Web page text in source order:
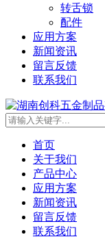
转舌锁
配件
应用方案
新闻资讯
留言反馈
联系我们
首页
关于我们
产品中心
应用方案
新闻资讯
留言反馈
联系我们